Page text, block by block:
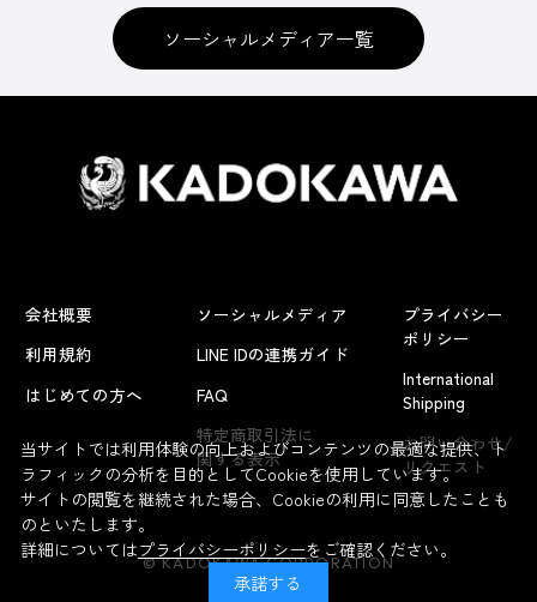
よくあるお問い合わせ
ソーシャルメディア一覧
会社概要
利用規約
はじめての方へ
ソーシャルメディア
LINE IDの連携ガイド
FAQ
特定商取引法に
関する表示
プライバシー
ポリシー
International
Shipping
お問い合わせ/
リクエスト
© KADOKAWA CORPORATION
当サイトでは利用体験の向上およびコンテンツの最適な提供、ト
ラフィックの分析を目的としてCookieを使用しています。
サイトの閲覧を継続された場合、Cookieの利用に同意したことも
のといたします。
詳細についてはプライバシーポリシーをご確認ください。
承諾する